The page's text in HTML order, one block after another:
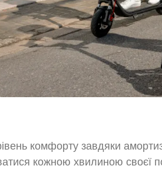
комфорту завдяки
кожною хвилиною своєї